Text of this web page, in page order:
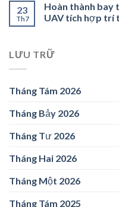
23
Th7
Hoàn thành bay
UAV tích hợp trí
LƯU TRỮ
Tháng Tám 2026
Tháng Bảy 2026
Tháng Tư 2026
Tháng Hai 2026
Tháng Một 2026
Tháng Tám 2025